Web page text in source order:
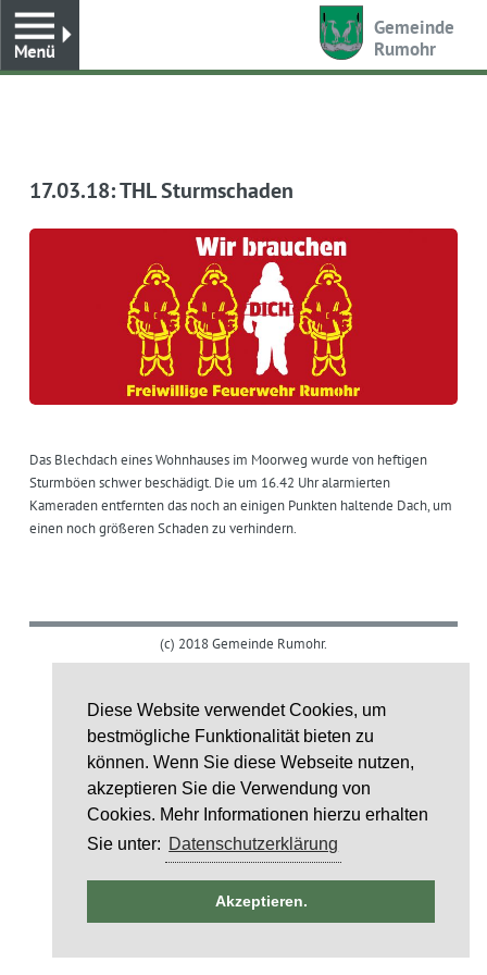
Diese Website verwendet Cookies, um
bestmögliche Funktionalität bieten zu
können. Wenn Sie diese Webseite nutzen,
akzeptieren Sie die Verwendung von
Cookies. Mehr Informationen hierzu erhalten
Sie unter: Datenschutzerklärung
Akzeptieren.
Gemeinde
Rumohr
17.03.18: THL Sturmschaden
Das Blechdach eines Wohnhauses im Moorweg wurde von heftigen
Sturmböen schwer beschädigt. Die um 16.42 Uhr alarmierten
Kameraden entfernten das noch an einigen Punkten haltende Dach, um
einen noch größeren Schaden zu verhindern.
(c) 2018 Gemeinde Rumohr.
Layoutcredit by HTML5 UP